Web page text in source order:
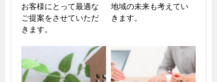
お客様にとって最適な
ご提案をさせていただ
きます。
地域の未来も考えてい
きます。